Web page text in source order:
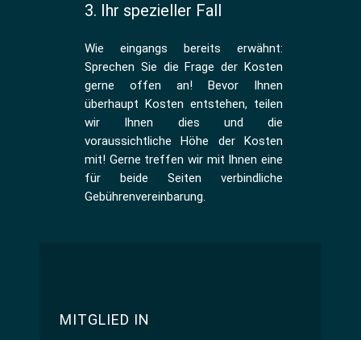
3. Ihr spezieller Fall
Wie eingangs bereits erwähnt:
Sprechen Sie die Frage der Kosten
gerne offen an! Bevor Ihnen
überhaupt Kosten entstehen, teilen
wir Ihnen dies und die
voraussichtliche Höhe der Kosten
mit! Gerne treffen wir mit Ihnen eine
für beide Seiten verbindliche
Gebührenvereinbarung.
MITGLIED IN